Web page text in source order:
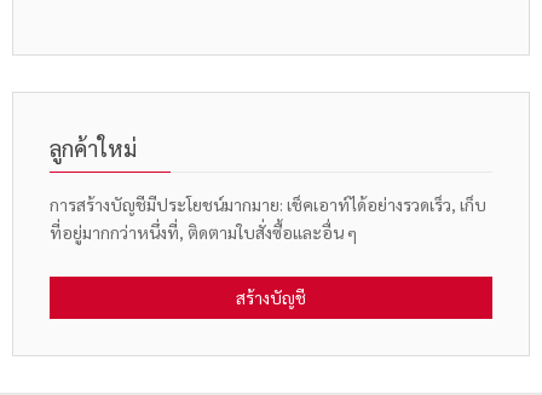
ลูกค้าใหม่
การสร้างบัญชีมีประโยชน์มากมาย: เช็คเอาท์ได้อย่างรวดเร็ว, เก็บ
ที่อยู่มากกว่าหนึ่งที่, ติดตามใบสั่งซื้อและอื่น ๆ
สร้างบัญชี